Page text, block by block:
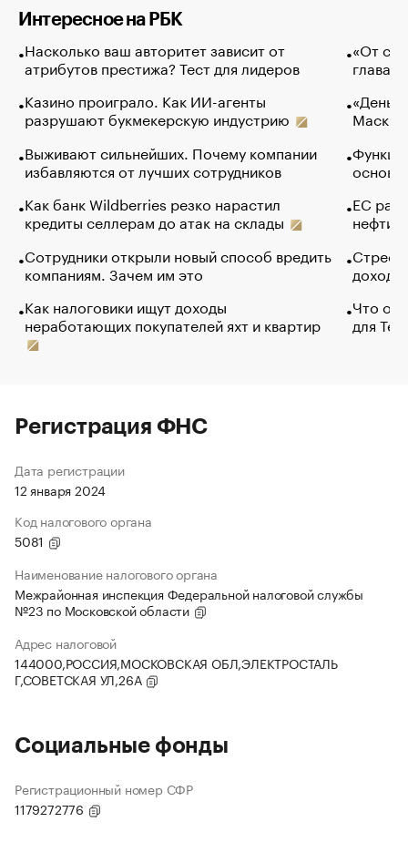
Интересное на РБК
Насколько ваш авторитет зависит от
атрибутов престижа? Тест для лидеров
Казино проиграло. Как ИИ-агенты
разрушают букмекерскую индустрию
Выживают сильнейших. Почему компании
избавляются от лучших сотрудников
Как банк Wildberries резко нарастил
кредиты селлерам до атак на склады
Сотрудники открыли новый способ вредить
компаниям. Зачем им это
Как налоговики ищут доходы
неработающих покупателей яхт и квартир
«От
глава
Маск в
основ
ЕС
нефти
Что
для
Регистрация ФНС
Дата регистрации
12 января 2024
Код налогового органа
5081
Наименование налогового органа
Межрайонная инспекция Федеральной налоговой службы
№23 по Московской области
Адрес налоговой
144000,РОССИЯ,МОСКОВСКАЯ ОБЛ,ЭЛЕКТРОСТАЛЬ
Г,СОВЕТСКАЯ УЛ,26А
Социальные фонды
Регистрационный номер СФР
1179272776